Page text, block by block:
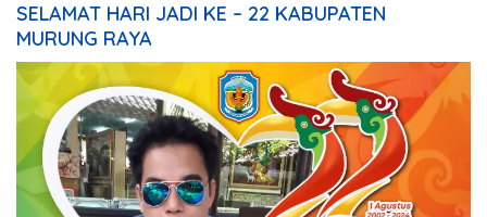
SELAMAT HARI JADI KE – 22 KABUPATEN
MURUNG RAYA